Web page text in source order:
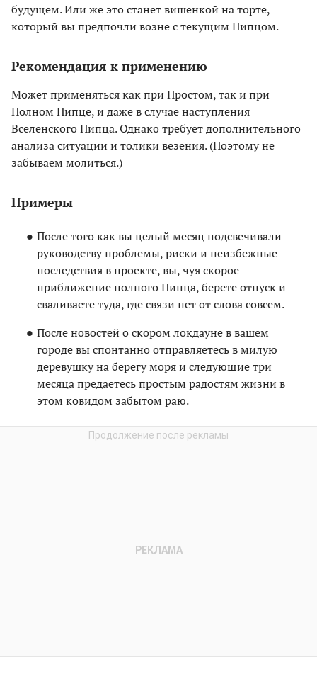
будущем. Или же это станет вишенкой на торте,
который вы предпочли возне с текущим Пипцом.
Рекомендация к применению
Может применяться как при Простом, так и при
Полном Пипце, и даже в случае наступления
Вселенского Пипца. Однако требует дополнительного
анализа ситуации и толики везения. (Поэтому не
забываем молиться.)
Примеры
После того как вы целый месяц подсвечивали
руководству проблемы, риски и неизбежные
последствия в проекте, вы, чуя скорое
приближение полного Пипца, берете отпуск и
сваливаете туда, где связи нет от слова совсем.
После новостей о скором локдауне в вашем
городе вы спонтанно отправляетесь в милую
деревушку на берегу моря и следующие три
месяца предаетесь простым радостям жизни в
этом ковидом забытом раю.